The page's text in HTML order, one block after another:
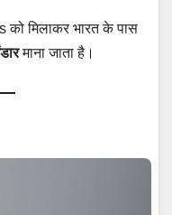
मिलाकर भारत के पास
माना जाता है।